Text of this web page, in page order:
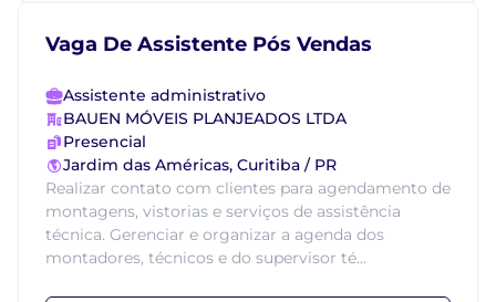
Vaga De Assistente Pós Vendas
Assistente administrativo
BAUEN MÓVEIS PLANJEADOS LTDA
Presencial
Jardim das Américas, Curitiba / PR
Realizar contato com clientes para agendamento de
montagens, vistorias e serviços de assistência
técnica. Gerenciar e organizar a agenda dos
montadores, técnicos e do supervisor té...